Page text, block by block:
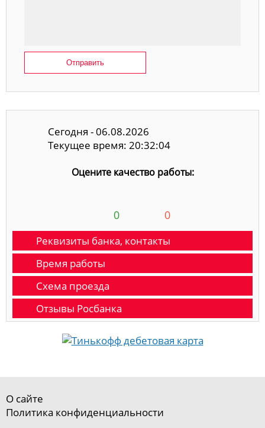
Отправить
Сегодня - 06.08.2026
Текущее время: 20:32:04
Оцените качество работы:
0 0
Реквизиты банка, контакты
Время работы
Схема проезда
Отзывы Росбанка
О сайте
Политика конфиденциальности